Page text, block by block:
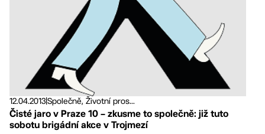
12.04.2013Společně, Životní pros...
Čisté jaro v Praze 10 – zkusme to společně: již tuto
sobotu brigádní akce v Trojmezí